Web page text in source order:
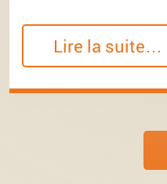
Lire la suite…